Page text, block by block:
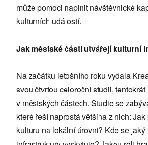
může pomoci naplnit návštěvnické
kulturních událostí.
Jak městské části utvářejí kulturní
Na začátku letošního roku vydala
svou čtvrtou celoroční studii,
v městských částech. Studie se
které řeší naprostá většina z nich: Jak
kulturu na lokální úrovni? Kde se jaký